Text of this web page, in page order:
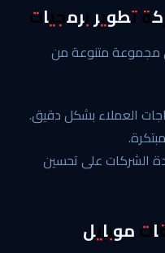
تطوير برمجيات
مجموعة متنوعة من
العملاء بشكل دقيق.
الشركات على تحسين
موبايل